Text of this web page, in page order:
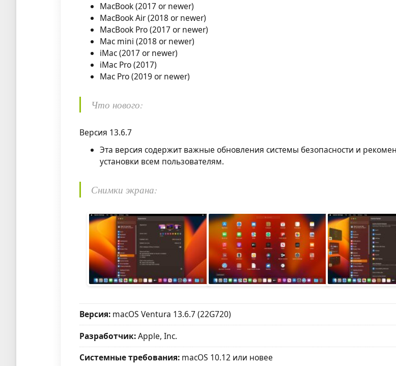
MacBook (2017 or newer)
MacBook Air (2018 or newer)
MacBook Pro (2017 or newer)
Mac mini (2018 or newer)
iMac (2017 or newer)
iMac Pro (2017)
Mac Pro (2019 or newer)
Что нового:
Версия 13.6.7
Эта версия содержит важные обновления системы безопасности и
установки всем пользователям.
Снимки экрана:
Версия: macOS Ventura 13.6.7 (22G720)
Разработчик:Apple, Inc.
Системные требования: macOS 10.12 или новее